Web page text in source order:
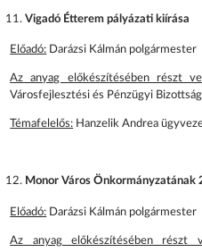
Vigadó Étterem pályázati kiírása
Előadó: Darázsi Kálmán polgármester
Az anyag előkészítésében részt
Városfejlesztési és Pénzügyi Bizottság
Témafelelős: Hanzelik Andrea
Monor Város Önkormányzatának
Előadó: Darázsi Kálmán polgármester
Az anyag előkészítésében részt